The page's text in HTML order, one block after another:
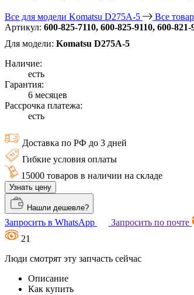
Все для модели Komatsu D275A-5
Все
Артикул: 600-825-7110, 600-825-9110, 600-821-
Для модели: Komatsu D275A-5
Наличие:
есть
Гарантия:
6 месяцев
Рассрочка платежа:
есть
Доставка по РФ до 3 дней
Гибкие условия оплаты
15000 товаров в наличии на складе
Узнать цену
Нашли дешевле?
Запросить в WhatsApp Запросить по почте
21
Люди смотрят эту запчасть сейчас
Описание
Как купить